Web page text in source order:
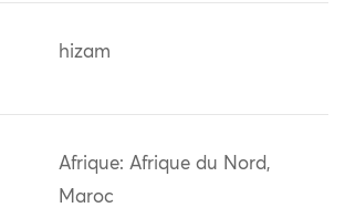
hizam
Afrique: Afrique du Nord,
Maroc